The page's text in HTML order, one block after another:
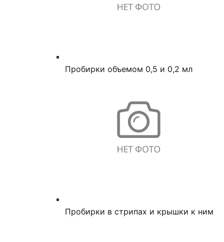
Пробирки объемом 0,5 и 0,2 мл
Пробирки в стрипах и крышки к ним